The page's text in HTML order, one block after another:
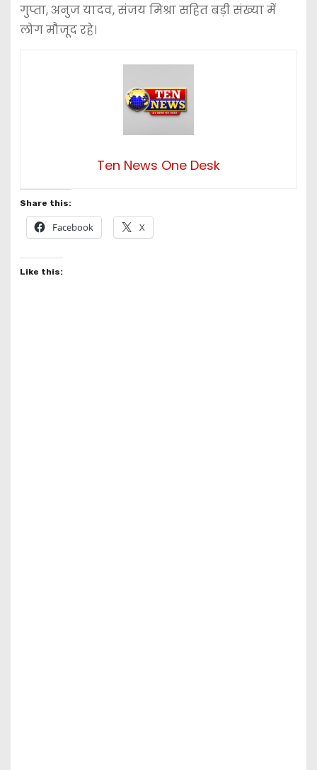
गुप्ता, अनुज यादव, संजय मिश्रा सहित बड़ी संख्या में
लोग मौजूद रहे।
Ten News One Desk
Share this:
Facebook X
Like this: